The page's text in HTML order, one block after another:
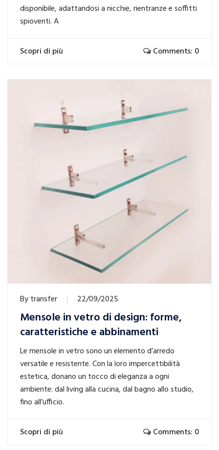
disponibile, adattandosi a nicchie, rientranze e soffitti
spioventi. A
Scopri di più Comments: 0
Bytransfer 22/09/2025
Mensole in vetro di design: forme,
caratteristiche e abbinamenti
Le mensole in vetro sono un elemento d’arredo
versatile e resistente. Con la loro impercettibilità
estetica, donano un tocco di eleganza a ogni
ambiente: dal living alla cucina, dal bagno allo studio,
fino all’ufficio.
Scopri di più Comments: 0